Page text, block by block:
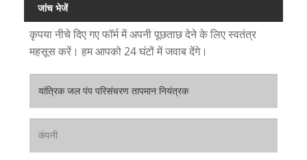
जांच भेजें
कृपया नीचे दिए गए फॉर्म में अपनी पूछताछ देने के लिए स्वतंत्र
महसूस करें। हम आपको 24 घंटों में जवाब देंगे।